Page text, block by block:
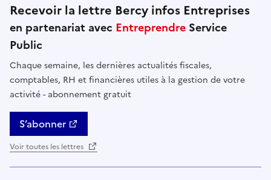
Recevoir la lettre Bercy infos Entreprises
en partenariat avec Entreprendre Service
Public
Chaque semaine, les dernières actualités fiscales,
comptables, RH et financières utiles à la gestion de votre
activité - abonnement gratuit
S’abonner
Voir toutes les lettres